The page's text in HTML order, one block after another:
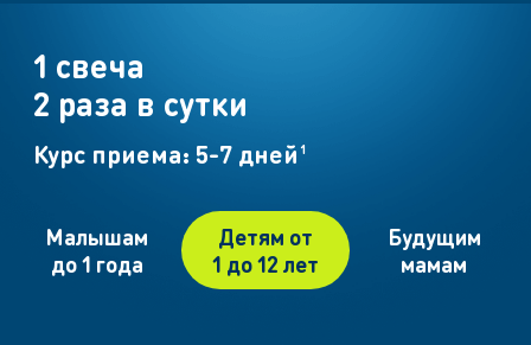
Малышам
до 1 года
Детям от
1 до 12 лет
Будущим
мамам
1 свеча
2 раза в сутки
Курс приема: 5-7 дней 1